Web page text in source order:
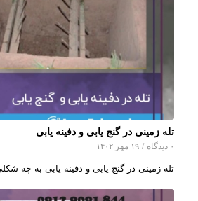
تله زمینی در گنج یابی و دفینه یابی
۰ دیدگاه / ۱۹ مهر ۱۴۰۲
تله زمینی در گنج یابی و دفینه یابی به چه